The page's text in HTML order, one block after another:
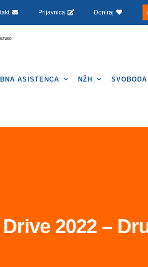
Prijavnica Doniraj
ASISTENCA NŽH
2022 –